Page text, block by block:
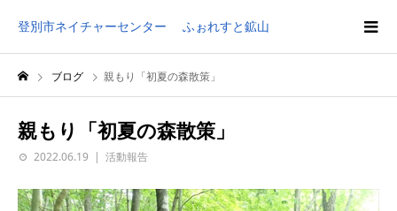
登別市ネイチャーセンター ふぉれすと鉱山
ブログ 親もり「初夏の森散策」
親もり「初夏の森散策」
2022.06.19 活動報告